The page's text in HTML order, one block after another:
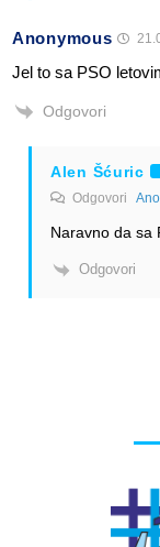
Anonymous
Jel to sa PSO
Odgovori
Alen Šćuric
Odgovori
Naravno da sa
Odgovori